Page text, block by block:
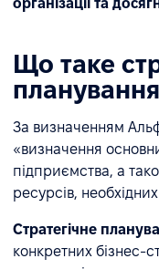
організації та
Що таке
За визначенням
«визначення
підприємства, а
ресурсів,
Стратегічне
конкретних бізнес-